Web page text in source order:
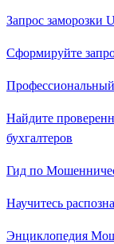
Запрос заморозки
Сформируйте
Найдите
бухгалтеров
Гид по
Научитесь
Энциклопедия